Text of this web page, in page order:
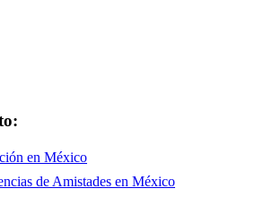
en México
de Amistades en México